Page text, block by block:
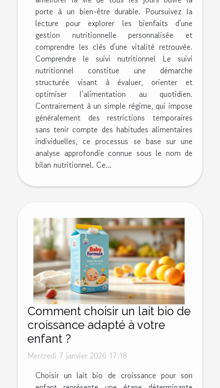
porte à un bien-être durable. Poursuivez la
lecture pour explorer les bienfaits d'une
gestion nutritionnelle personnalisée et
comprendre les clés d'une vitalité retrouvée.
Comprendre le suivi nutritionnel Le suivi
nutritionnel constitue une démarche
structurée visant à évaluer, orienter et
optimiser l’alimentation au quotidien.
Contrairement à un simple régime, qui impose
généralement des restrictions temporaires
sans tenir compte des habitudes alimentaires
individuelles, ce processus se base sur une
analyse approfondie connue sous le nom de
bilan nutritionnel. Ce...
Comment choisir un lait bio de
croissance adapté à votre
enfant ?
Mercredi 7 janvier 2026 17:18
Choisir un lait bio de croissance pour son